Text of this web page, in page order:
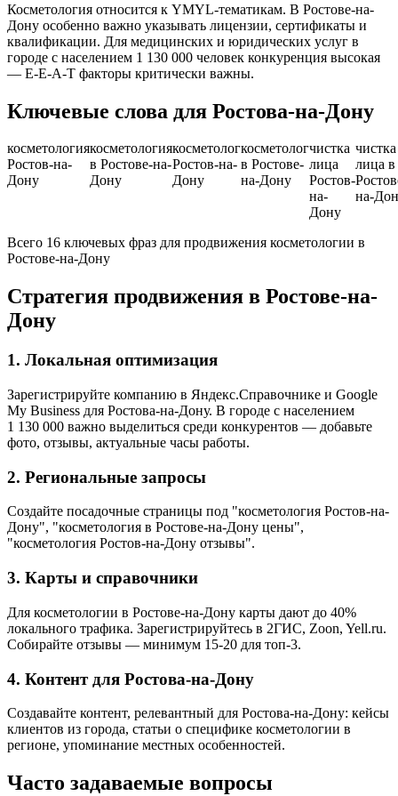
Косметология относится к YMYL-тематикам. В Ростове-на-
Дону особенно важно указывать лицензии, сертификаты и
квалификации. Для медицинских и юридических услуг в
городе с населением 1 130 000 человек конкуренция высокая
— E-E-A-T факторы критически важны.
Ключевые слова для Ростова-на-Дону
косметология
Ростов-на-
Дону
косметология
в Ростове-на-
Дону
косметолог
Ростов-на-
Дону
косметолог
в Ростове-
на-Дону
чистка
лица
Ростов-
на-
Дону
чистка
лица в
на-
Всего 16 ключевых фраз для продвижения косметологии в
Ростове-на-Дону
Стратегия продвижения в Ростове-на-
Дону
1. Локальная оптимизация
Зарегистрируйте компанию в Яндекс.Справочнике и Google
My Business для Ростова-на-Дону. В городе с населением
1 130 000 важно выделиться среди конкурентов — добавьте
фото, отзывы, актуальные часы работы.
2. Региональные запросы
Создайте посадочные страницы под "косметология Ростов-на-
Дону", "косметология в Ростове-на-Дону цены",
"косметология Ростов-на-Дону отзывы".
3. Карты и справочники
Для косметологии в Ростове-на-Дону карты дают до 40%
локального трафика. Зарегистрируйтесь в 2ГИС, Zoon, Yell.ru.
Собирайте отзывы — минимум 15-20 для топ-3.
4. Контент для Ростова-на-Дону
Создавайте контент, релевантный для Ростова-на-Дону: кейсы
клиентов из города, статьи о специфике косметологии в
регионе, упоминание местных особенностей.
Часто задаваемые вопросы